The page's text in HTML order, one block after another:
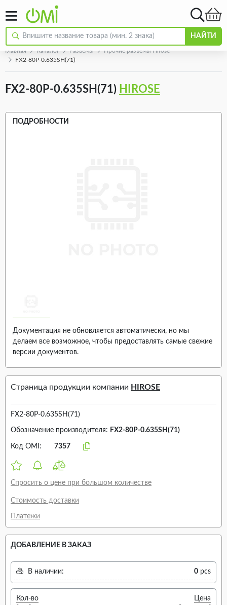
НАЙТИ
Главная Каталог Разъeмы
Прочие разъемы Hirose
FX2-80P-0.635SH(71)
FX2-80P-0.635SH(71) HIROSE
ПОДРОБНОСТИ
Документация не обновляется автоматически, но мы
делаем все возможное, чтобы предоставлять самые свежие
версии документов.
Страница продукции компании HIROSE
FX2-80P-0.635SH(71)
Обозначение производителя: FX2-80P-0.635SH(71)
Код OMI: 7357
Спросить о цене при большом количестве
Стоимость доставки
Платежи
ДОБАВЛЕНИЕ В ЗАКАЗ
В наличии: 0 pcs
Кол-во
Цена